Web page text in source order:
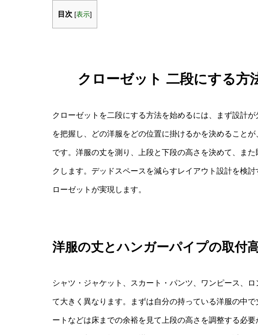
目次 [表示]
クローゼット 二段にする方
クローゼットを二段にする方法を始めるには、まず設計
を把握し、どの洋服をどの位置に掛けるかを決めること
です。洋服の丈を測り、上段と下段の高さを決めて、ま
クします。デッドスペースを減らすレイアウト設計を検
ローゼットが実現します。
洋服の丈とハンガーパイプの取付
シャツ・ジャケット、スカート・パンツ、ワンピース、
て大きく異なります。まずは自分の持っている洋服の中
ートなどは床までの余裕を見て上段の高さを調整する必